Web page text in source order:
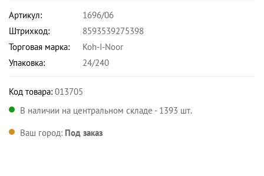
Артикул:
1696/06
Штрихкод:
8593539275398
Торговая марка:
Koh-I-Noor
Упаковка:
24/240
Код товара: 013705
В наличии на центральном складе - 1393 шт.
Ваш город: Под заказ